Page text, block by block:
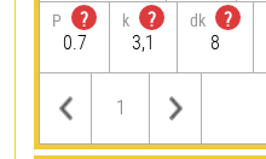
P
?
0.7
k
?
3,1
dk
?
8